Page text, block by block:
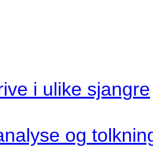
i ulike sjangre
og